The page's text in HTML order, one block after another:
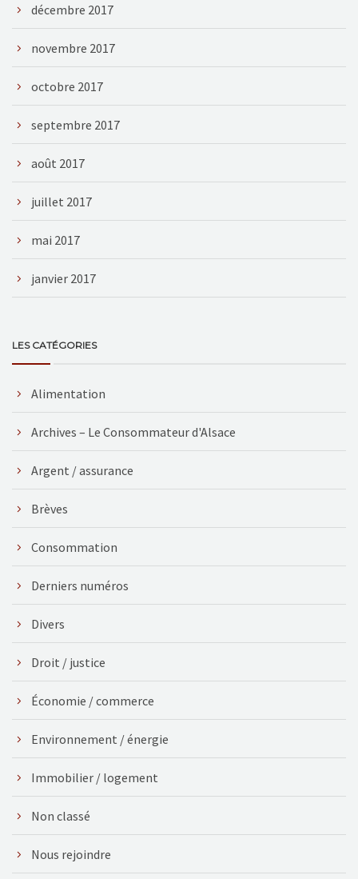
décembre 2017
novembre 2017
octobre 2017
septembre 2017
août 2017
juillet 2017
mai 2017
janvier 2017
LES CATÉGORIES
Alimentation
Archives – Le Consommateur d'Alsace
Argent / assurance
Brèves
Consommation
Derniers numéros
Divers
Droit / justice
Économie / commerce
Environnement / énergie
Immobilier / logement
Non classé
Nous rejoindre